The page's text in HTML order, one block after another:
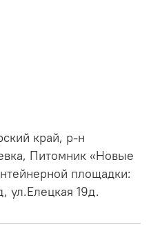
край, р-н
Питомник «Новые
площадки:
ул.Елецкая 19д.